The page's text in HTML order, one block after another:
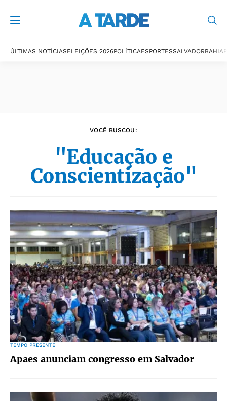
ÚLTIMAS NOTÍCIASELEIÇÕES 2026POLÍTICAESPORTESSALVADORBAHIA
VOCÊ BUSCOU:
"Educação e
Conscientização"
TEMPO PRESENTE
Apaes anunciam congresso em Salvador